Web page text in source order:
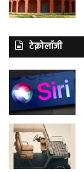
टेक्नोलॉजी